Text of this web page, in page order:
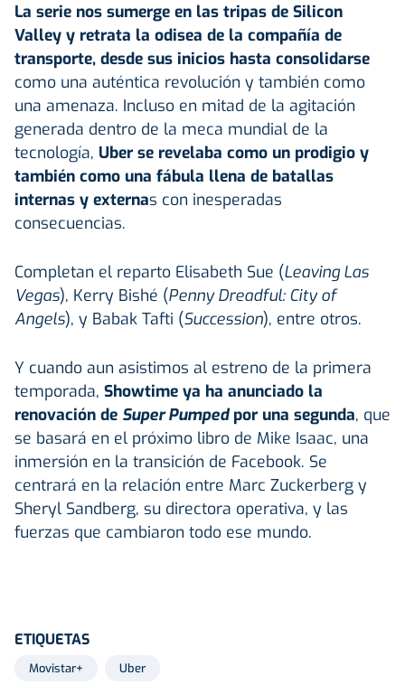
La serie nos sumerge en las tripas de Silicon
Valley y retrata la odisea de la compañía de
transporte, desde sus inicios hasta consolidarse
como una auténtica revolución y también como
una amenaza. Incluso en mitad de la agitación
generada dentro de la meca mundial de la
tecnología, Uber se revelaba como un prodigio y
también como una fábula llena de batallas
internas y externas con inesperadas
consecuencias.
Completan el reparto Elisabeth Sue (Leaving Las
Vegas), Kerry Bishé (Penny Dreadful: City of
Angels), y Babak Tafti (Succession), entre otros.
Y cuando aun asistimos al estreno de la primera
temporada, Showtime ya ha anunciado la
renovación de Super Pumpedpor una segunda, que
se basará en el próximo libro de Mike Isaac, una
inmersión en la transición de Facebook. Se
centrará en la relación entre Marc Zuckerberg y
Sheryl Sandberg, su directora operativa, y las
fuerzas que cambiaron todo ese mundo.
ETIQUETAS
Movistar+ Uber